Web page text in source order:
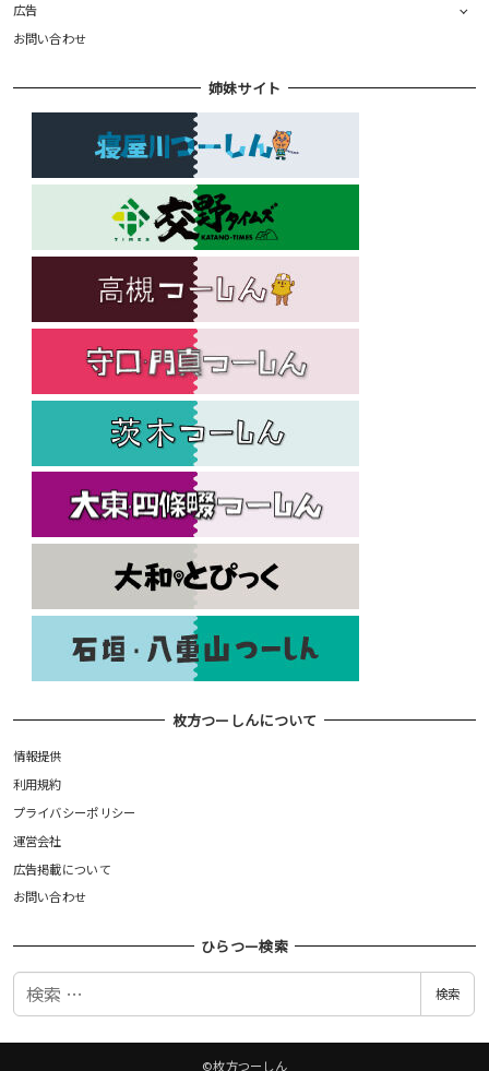
広告
お問い合わせ
姉妹サイト
枚方つーしんについて
情報提供
利用規約
プライバシーポリシー
運営会社
広告掲載について
お問い合わせ
ひらつー検索
検
検索
©枚方つーしん